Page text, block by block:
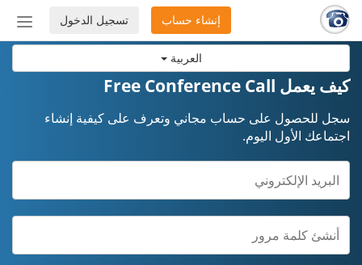
العربية
أو
تسجيل الدخول إنشاء حساب
كيف يعمل Free Conference Call
سجل للحصول على حساب مجاني وتعرف على كيفية إنشاء
اجتماعك الأول اليوم.